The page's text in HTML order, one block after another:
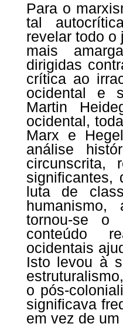
Para o
tal
revelar todo o
mais
dirigidas
crítica ao
ocidental e
Martin
ocidental,
Marx e
análise
significantes,
luta de
tornou-se o
conteúdo
ocidentais
Isto levou à
o pós-
significava
em vez de